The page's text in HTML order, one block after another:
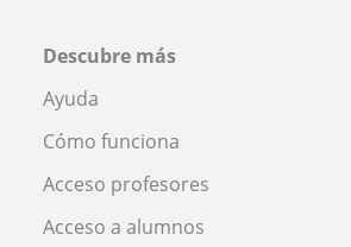
Descubre más
Ayuda
Cómo funciona
Acceso profesores
Acceso a alumnos